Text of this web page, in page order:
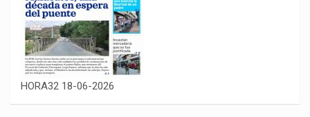
HORA32 18-06-2026